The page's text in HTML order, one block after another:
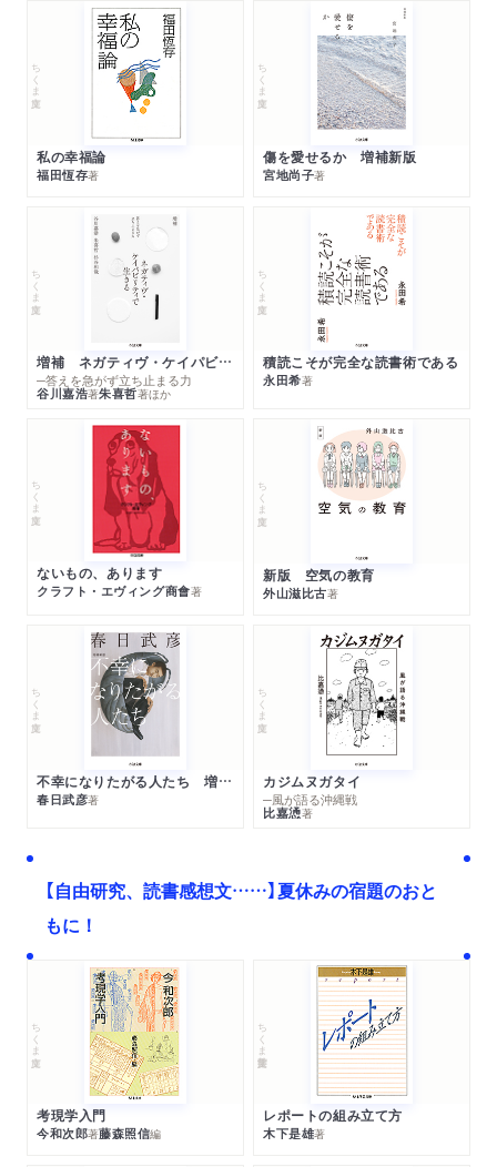
ちくま文庫
私の幸福論
福田恆存著
ちくま文庫
傷を愛せるか 増補新版
宮地尚子著
ちくま文庫
増補 ネガティヴ・ケイパビリティで生きる
─答えを急がず立ち止まる力
谷川嘉浩著朱喜哲著ほか
ちくま文庫
積読こそが完全な読書術である
永田希著
ちくま文庫
ないもの、あります
クラフト・エヴィング商會著
ちくま文庫
新版 空気の教育
外山滋比古著
ちくま文庫
不幸になりたがる人たち 増補新版
春日武彦著
ちくま文庫
カジムヌガタイ
─風が語る沖縄戦
比嘉慂著
【自由研究、読書感想文……】夏休みの宿題のおと
もに！
ちくま文庫
考現学入門
今和次郎著藤森照信編
ちくま学芸文庫
レポートの組み立て方
木下是雄著